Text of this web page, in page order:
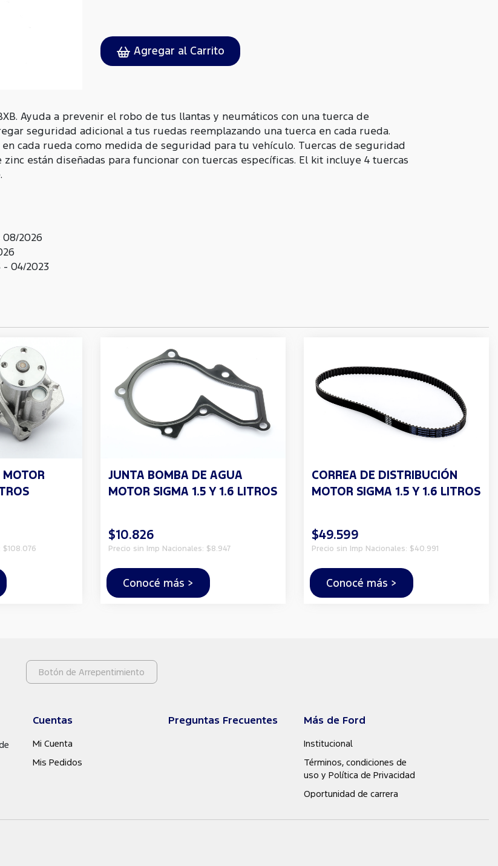
Agregar al Carrito
Ayuda a prevenir el robo de tus llantas y neumáticos con una tuerca de
seguridad adicional a tus ruedas reemplazando una tuerca en cada rueda.
cada rueda como medida de seguridad para tu vehículo. Tuercas de seguridad
están diseñadas para funcionar con tuercas específicas. El kit incluye 4 tuercas
08/2026
- 04/2023
$108.076
JUNTA BOMBA DE AGUA
MOTOR SIGMA 1.5 Y 1.6 LITROS
$10.826
Precio sin Imp Nacionales: $8.947
Conocé más >
CORREA DE DISTRIBUCIÓN
MOTOR SIGMA 1.5 Y 1.6 LITROS
$49.599
Precio sin Imp Nacionales: $40.991
Conocé más >
Botón de Arrepentimiento
Cuentas
Mi Cuenta
Mis Pedidos
Preguntas Frecuentes Más de Ford
Institucional
Términos, condiciones de
uso y Política de Privacidad
Oportunidad de carrera